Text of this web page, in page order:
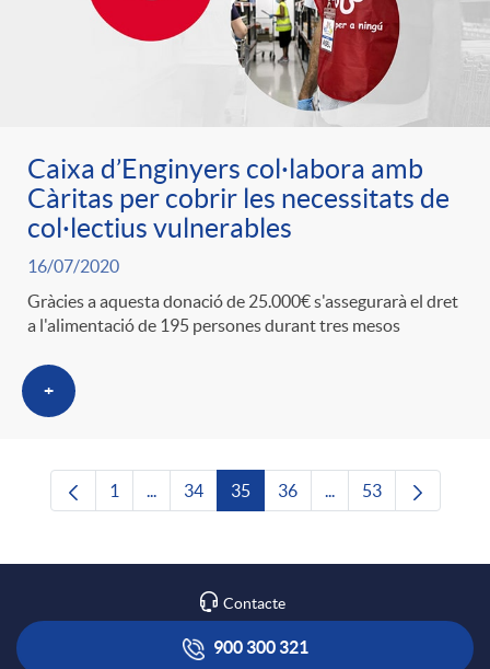
Caixa d’Enginyers col·labora amb
Càritas per cobrir les necessitats de
col·lectius vulnerables
16/07/2020
Gràcies a aquesta donació de 25.000€ s'assegurarà el dret
a l'alimentació de 195 persones durant tres mesos
+
Pàgina
1 ...Pàgines intermèdies Utilitzeu TAB per
Pàgina
34 Pàgina
35 Pàgina
36 ...Pàgines intermèdies
Pàgina
53
Contacte
900 300 321